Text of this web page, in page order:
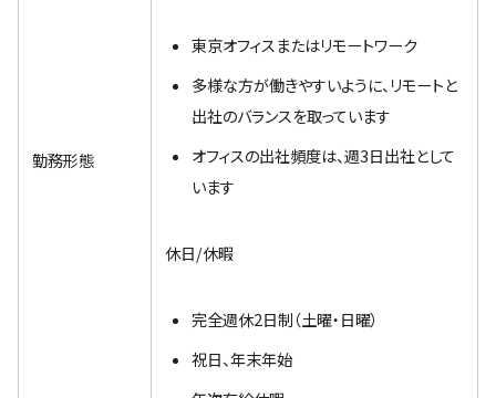
勤務形態
東京オフィスまたはリモートワーク
多様な方が働きやすいように、リモートと
出社のバランスを取っています
オフィスの出社頻度は、週3日出社として
います
休日/休暇
完全週休2日制（土曜・日曜）
祝日、年末年始